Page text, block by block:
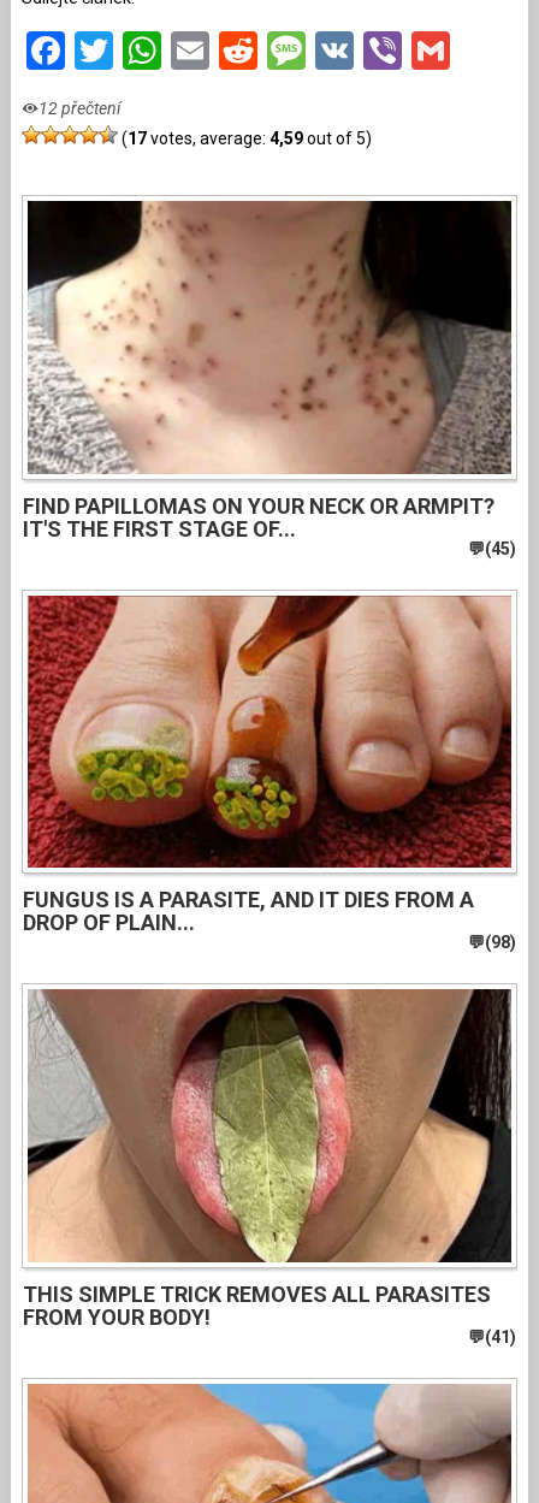
Facebook
Twitter
WhatsApp
EmailRedditMessage
VKViber
12 přečtení
(17votes, average: 4,59out of 5)
FIND PAPILLOMAS ON YOUR NECK OR ARMPIT?
IT'S THE FIRST STAGE OF...
FUNGUS IS A PARASITE, AND IT DIES FROM A
DROP OF PLAIN...
THIS SIMPLE TRICK REMOVES ALL PARASITES
FROM YOUR BODY!